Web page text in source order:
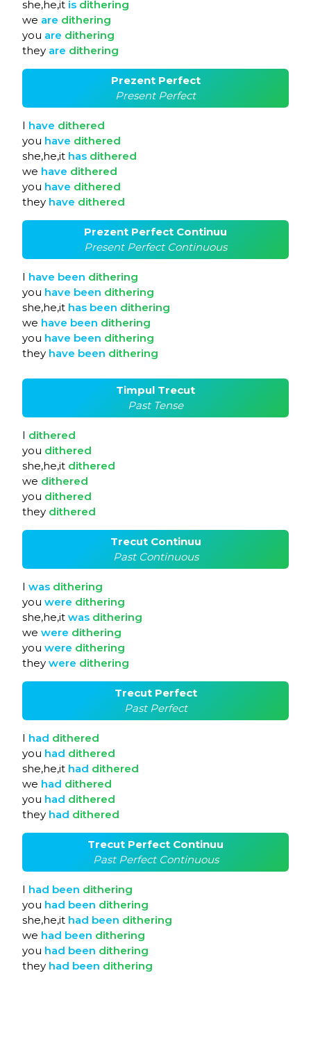
she,he,it is dithering
we are dithering
you are dithering
they are dithering
Prezent Perfect
Present Perfect
I have dithered
you have dithered
she,he,it has dithered
we have dithered
you have dithered
they have dithered
Prezent Perfect Continuu
Present Perfect Continuous
I have been dithering
you have been dithering
she,he,it has been dithering
we have been dithering
you have been dithering
they have been dithering
Timpul Trecut
Past Tense
I dithered
you dithered
she,he,it dithered
we dithered
you dithered
they dithered
Trecut Continuu
Past Continuous
I was dithering
you were dithering
she,he,it was dithering
we were dithering
you were dithering
they were dithering
Trecut Perfect
Past Perfect
I had dithered
you had dithered
she,he,it had dithered
we had dithered
you had dithered
they had dithered
Trecut Perfect Continuu
Past Perfect Continuous
I had been dithering
you had been dithering
she,he,it had been dithering
we had been dithering
you had been dithering
they had been dithering